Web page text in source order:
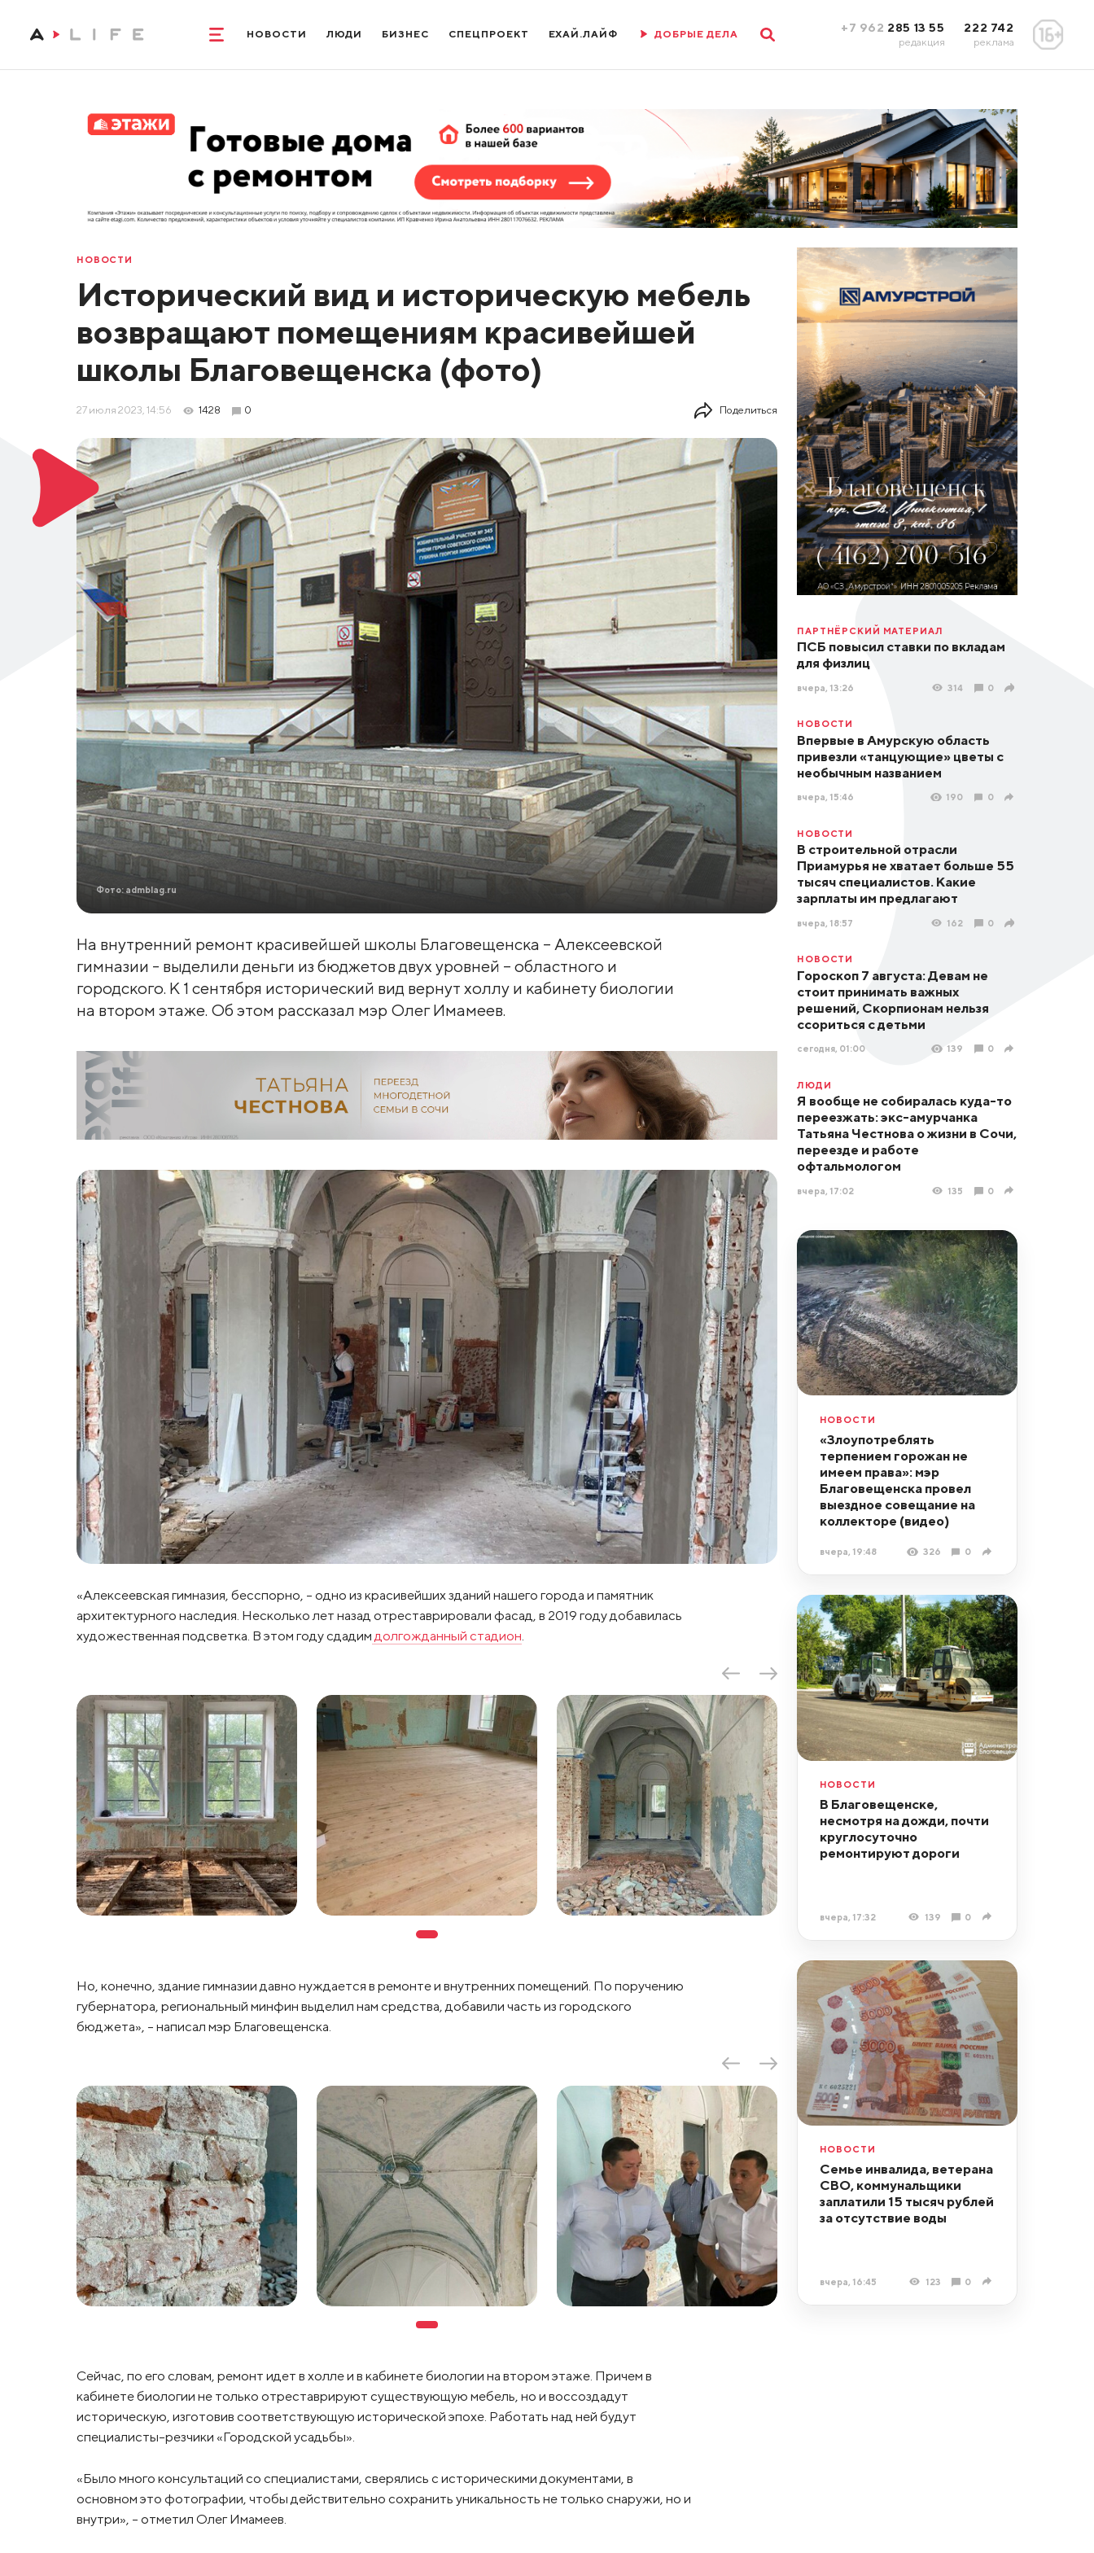
НОВОСТИ ЛЮДИ БИЗНЕС СПЕЦПРОЕКТ ЕХАЙ.ЛАЙФ ДОБРЫЕ ДЕЛА +7 962 285 13 55
редакция
222 742
реклама
НОВОСТИ
Исторический вид и историческую мебель
возвращают помещениям красивейшей
школы Благовещенска (фото)
27 июля 2023, 14:56 1428 0 Поделиться
Фото: admblag.ru
На внутренний ремонт красивейшей школы Благовещенска – Алексеевской
гимназии - выделили деньги из бюджетов двух уровней – областного и
городского. К 1 сентября исторический вид вернут холлу и кабинету биологии
на втором этаже. Об этом рассказал мэр Олег Имамеев.
«Алексеевская гимназия, бесспорно, – одно из красивейших зданий нашего города и памятник
архитектурного наследия. Несколько лет назад отреставрировали фасад, в 2019 году добавилась
художественная подсветка. В этом году сдадимдолгожданный стадион.
Но, конечно, здание гимназии давно нуждается в ремонте и внутренних помещений. По поручению
губернатора, региональный минфин выделил нам средства, добавили часть из городского
бюджета», – написал мэр Благовещенска.
Сейчас, по его словам, ремонт идет в холле и в кабинете биологии на втором этаже. Причем в
кабинете биологии не только отреставрируют существующую мебель, но и воссоздадут
историческую, изготовив соответствующую исторической эпохе. Работать над ней будут
специалисты-резчики «Городской усадьбы».
«Было много консультаций со специалистами, сверялись с историческими документами, в
основном это фотографии, чтобы действительно сохранить уникальность не только снаружи, но и
внутри», – отметил Олег Имамеев.
ПАРТНЁРСКИЙ МАТЕРИАЛ
ПСБ повысил ставки по вкладам
для физлиц
вчера, 13:26 314 0
НОВОСТИ
Впервые в Амурскую область
привезли «танцующие» цветы с
необычным названием
вчера, 15:46 190 0
НОВОСТИ
В строительной отрасли
Приамурья не хватает больше 55
тысяч специалистов. Какие
зарплаты им предлагают
вчера, 18:57 162 0
НОВОСТИ
Гороскоп 7 августа: Девам не
стоит принимать важных
решений, Скорпионам нельзя
ссориться с детьми
сегодня, 01:00 139 0
ЛЮДИ
Я вообще не собиралась куда-то
переезжать: экс-амурчанка
Татьяна Честнова о жизни в Сочи,
переезде и работе
офтальмологом
вчера, 17:02 135 0
НОВОСТИ
«Злоупотреблять
терпением горожан не
имеем права»: мэр
Благовещенска провел
выездное совещание на
коллекторе (видео)
вчера, 19:48 326 0
НОВОСТИ
В Благовещенске,
несмотря на дожди, почти
круглосуточно
ремонтируют дороги
вчера, 17:32 139 0
НОВОСТИ
Семье инвалида, ветерана
СВО, коммунальщики
заплатили 15 тысяч рублей
за отсутствие воды
вчера, 16:45 123 0